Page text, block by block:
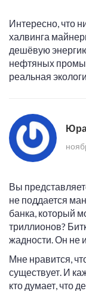
Интересно, что
халвинга
дешёвую
нефтяных
реальная
Вы
не поддается
банка, который
триллионов?
жадности. Он не
Мне нравится,
существует. И
кто думает, что